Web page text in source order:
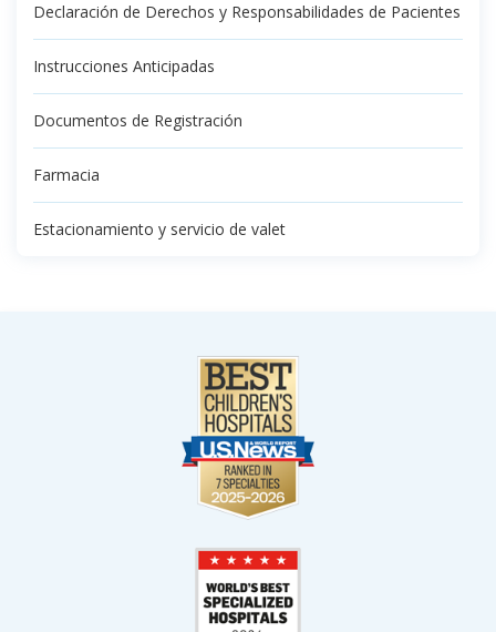
Declaración de Derechos y Responsabilidades de Pacientes
Instrucciones Anticipadas
Documentos de Registración
Farmacia
Estacionamiento y servicio de valet